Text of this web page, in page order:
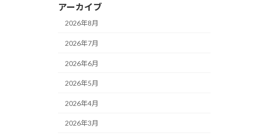
アーカイブ
2026年8月
2026年7月
2026年6月
2026年5月
2026年4月
2026年3月